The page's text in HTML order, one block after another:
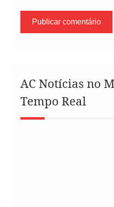
AC Notícias no
Tempo Real